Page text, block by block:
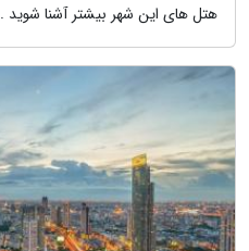
هتل های این شهر بیشتر آشنا شوید .